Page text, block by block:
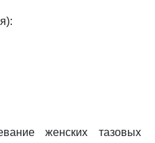
женских тазовых